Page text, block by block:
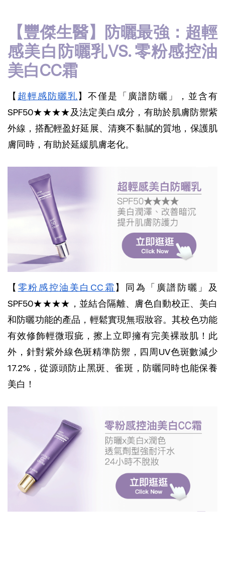
【豐傑生醫】防曬最強：超輕
感美白防曬乳VS. 零粉感控油
美白CC霜
【 超輕感防曬乳 】不僅是「廣譜防曬」，並含有
SPF50★★★★及法定美白成分，有助於肌膚防禦紫
外線，搭配輕盈好延展、清爽不黏膩的質地，保護肌
膚同時，有助於延緩肌膚老化。
【 零粉感控油美白CC霜 】同為「廣譜防曬」及
SPF50★★★★，並結合隔離、膚色自動校正、美白
和防曬功能的產品，輕鬆實現無瑕妝容。其校色功能
有效修飾輕微瑕疵，擦上立即擁有完美裸妝肌！此
外，針對紫外線色斑精準防禦，四周UV色斑數減少
17.2%，從源頭防止黑斑、雀斑，防曬同時也能保養
美白！